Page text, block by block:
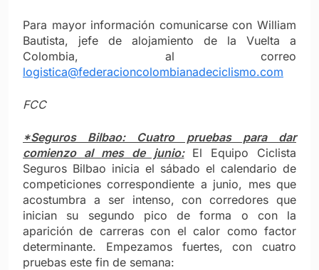
Para mayor información comunicarse con William
Bautista, jefe de alojamiento de la Vuelta a
Colombia, al correo
logistica@federacioncolombianadeciclismo.com
FCC
*Seguros Bilbao: Cuatro pruebas para dar
comienzo al mes de junio:
El Equipo Ciclista
Seguros Bilbao inicia el sábado el calendario de
competiciones correspondiente a junio, mes que
acostumbra a ser intenso, con corredores que
inician su segundo pico de forma o con la
aparición de carreras con el calor como factor
determinante. Empezamos fuertes, con cuatro
pruebas este fin de semana: